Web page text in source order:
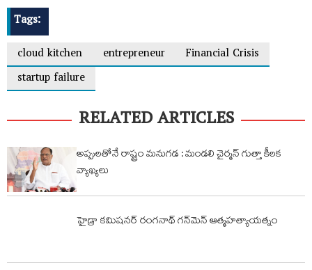
Tags:
cloud kitchen
entrepreneur
Financial Crisis
startup failure
RELATED ARTICLES
అప్పులతోనే రాష్ట్రం మనుగడ : మండలి చైర్మన్ గుత్తా కీలక
వ్యాఖ్యలు
హైడ్రా కమిషనర్ రంగనాథ్ గన్‌మెన్ ఆత్మహత్యాయత్నం